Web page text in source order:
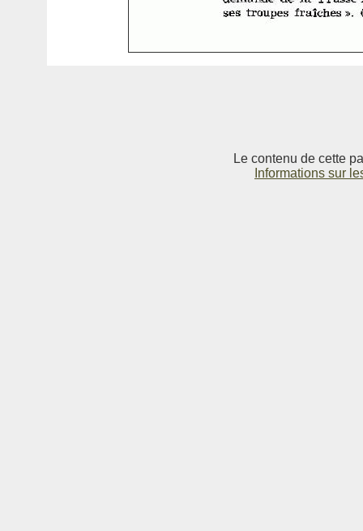
Le contenu de cette
Informations sur